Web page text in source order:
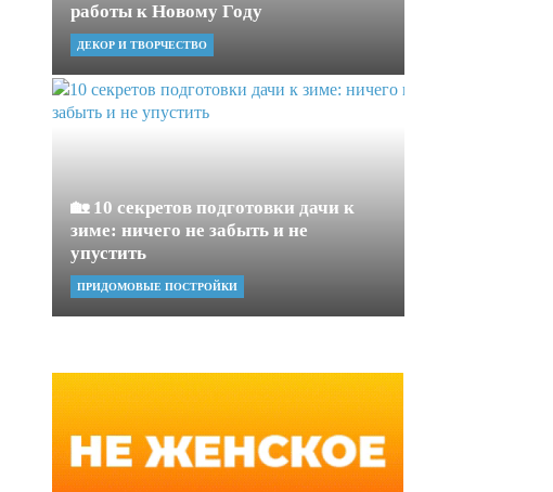
работы к Новому Году
ДЕКОР И ТВОРЧЕСТВО
🏡 10 секретов подготовки дачи к
зиме: ничего не забыть и не
упустить
ПРИДОМОВЫЕ ПОСТРОЙКИ